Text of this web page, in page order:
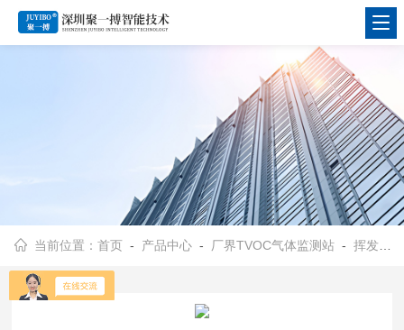
当前位置：首页 - 产品中心 - 厂界TVOC气体监测站 -挥发性有机物监测系统